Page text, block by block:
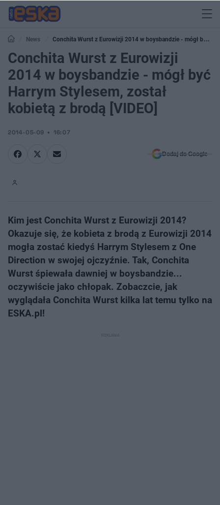
News
Conchita Wurst z Eurowizji 2014 w boysbandzie - mógł być
Harrym Stylesem, został kobietą z brodą [VIDEO]
Conchita Wurst z Eurowizji
2014 w boysbandzie - mógł być
Harrym Stylesem, został
kobietą z brodą [VIDEO]
2014-05-09 16:07
Dodaj do Google
Kim jest Conchita Wurst z Eurowizji 2014?
Okazuje się, że kobieta z brodą z Eurowizji 2014
mogła zostać kiedyś Harrym Stylesem z One
Direction w swojej ojczyźnie. Tak, Conchita
Wurst śpiewała dawniej w boysbandzie...
oczywiście jako chłopak. Zobaczcie, jak
wyglądała Conchita Wurst kilka lat temu tylko na
ESKA.pl!